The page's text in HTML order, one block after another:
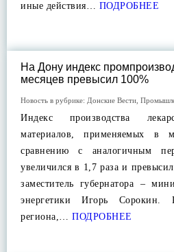
иные действия… ПОДРОБНЕЕ
На Дону индекс
месяцев превысил 100%
Новость в рубрике: Донские Вести
Индекс производства
материалов, применяемых в
сравнению с аналогичным
увеличился в 1,7 раза и
заместитель губернатора –
энергетики Игорь Сорокин.
региона,… ПОДРОБНЕЕ